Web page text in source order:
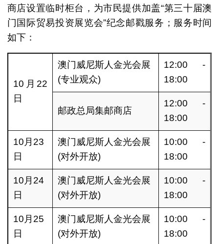
商店设置临时柜台，为市民提供加盖“第三十届澳
门国际贸易投资展览会”纪念邮戳服务；服务时间
如下：
10月22
日
澳门威尼斯人金光会展
(专业观众)
12:00 -
18:00
邮政总局集邮商店
12:00 -
18:00
10月23
日
澳门威尼斯人金光会展
(对外开放)
10:00 -
18:00
10月24
日
澳门威尼斯人金光会展
(对外开放)
10:00 -
18:00
10月25
日
澳门威尼斯人金光会展
(对外开放)
10:00 -
18:00